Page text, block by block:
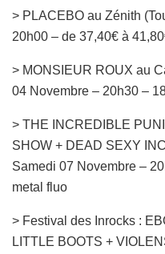
> PLACEBO au Zénith
20h00 – de 37,40€ à
> MONSIEUR ROUX au
04 Novembre – 20h30 –
> THE INCREDIBLE
SHOW + DEAD SEXY
Samedi 07 Novembre –
metal fluo
> Festival des Inrocks :
LITTLE BOOTS +